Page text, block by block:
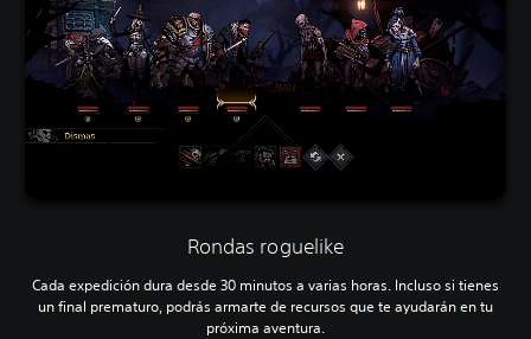
Rondas roguelike
Cada expedición dura desde 30 minutos a varias horas. Incluso si tienes
un final prematuro, podrás armarte de recursos que te ayudarán en tu
próxima aventura.